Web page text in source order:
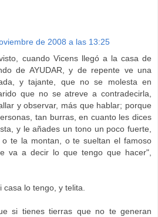
de 2008 a las 13:25
cuando Vicens llegó a la casa de
de AYUDAR, y de repente ve una
y tajante, que no se molesta en
que no se atreve a contradecirla,
y observar, más que hablar; porque
tan burras, en cuanto les dices
y le añades un tono un poco fuerte,
te la montan, o te sueltan el famoso
va a decir lo que tengo que hacer",
lo tengo, y telita.
si tienes tierras que no te generan